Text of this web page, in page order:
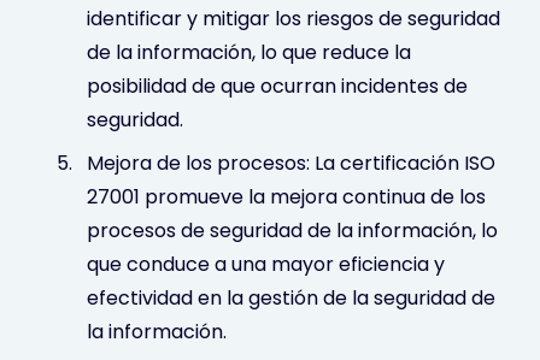
identificar y mitigar los riesgos de seguridad
de la información, lo que reduce la
posibilidad de que ocurran incidentes de
seguridad.
Mejora de los procesos: La certificación ISO
27001 promueve la mejora continua de los
procesos de seguridad de la información, lo
que conduce a una mayor eficiencia y
efectividad en la gestión de la seguridad de
la información.